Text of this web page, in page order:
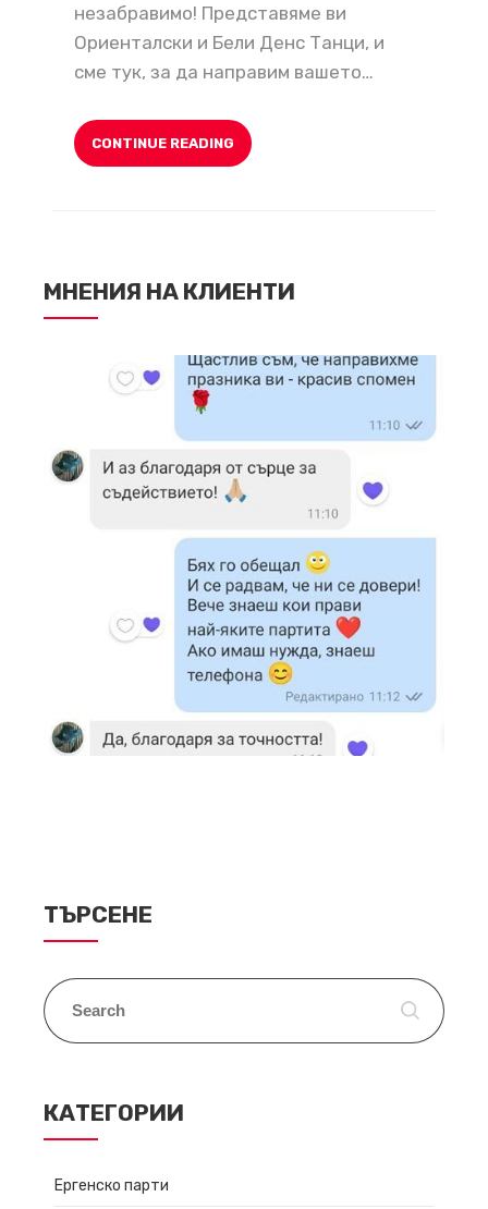
незабравимо! Представяме ви
Ориенталски и Бели Денс Танци, и
сме тук, за да направим вашето…
CONTINUE READING
МНЕНИЯ НА КЛИЕНТИ
ТЪРСЕНЕ
КАТЕГОРИИ
Ергенско парти